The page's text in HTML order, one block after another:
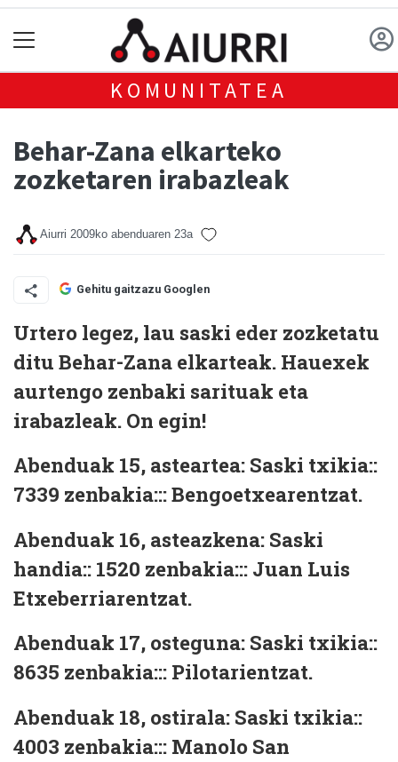
KOMUNITATEA
Behar-Zana elkarteko
zozketaren irabazleak
Aiurri 2009ko abenduaren 23a
Gehitu gaitzazu Googlen
Urtero legez, lau saski eder zozketatu
ditu Behar-Zana elkarteak. Hauexek
aurtengo zenbaki sarituak eta
irabazleak. On egin!
Abenduak 15, asteartea: Saski txikia::
7339 zenbakia::: Bengoetxearentzat.
Abenduak 16, asteazkena: Saski
handia:: 1520 zenbakia::: Juan Luis
Etxeberriarentzat.
Abenduak 17, osteguna: Saski txikia::
8635 zenbakia::: Pilotarientzat.
Abenduak 18, ostirala: Saski txikia::
4003 zenbakia::: Manolo San